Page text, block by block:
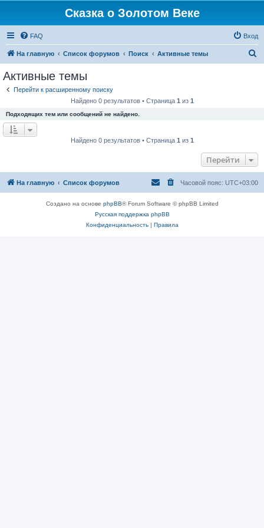
Сказка о Золотом Веке
FAQ Вход
На главную Список форумов Поиск Активные темы
Активные темы
Перейти к расширенному поиску
Найдено 0 результатов • Страница 1 из 1
Подходящих тем или сообщений не найдено.
Найдено 0 результатов • Страница 1 из 1
Перейти
На главную Список форумов Часовой пояс: UTC+03:00
Создано на основе phpBB® Forum Software © phpBB Limited
Русская поддержка phpBB
Конфиденциальность| Правила